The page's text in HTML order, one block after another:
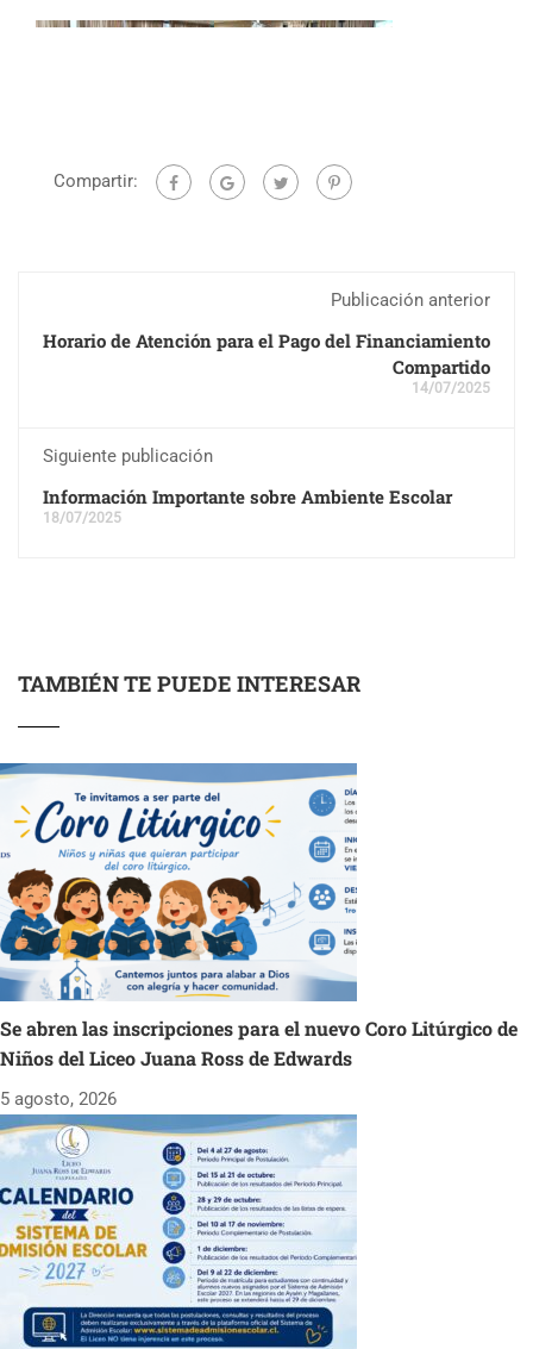
Compartir:
Publicación anterior
Horario de Atención para el Pago del Financiamiento
Compartido
14/07/2025
Siguiente publicación
Información Importante sobre Ambiente Escolar
18/07/2025
TAMBIÉN TE PUEDE INTERESAR
Se abren las inscripciones para el nuevo Coro Litúrgico de
Niños del Liceo Juana Ross de Edwards
5 agosto, 2026